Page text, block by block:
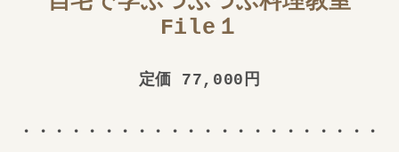
File１
定価 77,000円
・・・・・・・・・・・・・・・・・・・・・・